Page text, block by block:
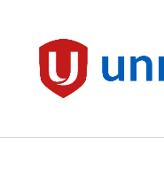
Unifor